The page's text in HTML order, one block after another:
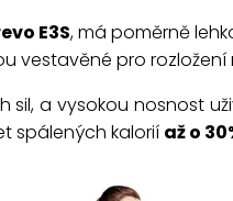
E3S, má poměrně
vestavěné pro rozložení
a vysokou nosnost
spálených kalorií až o